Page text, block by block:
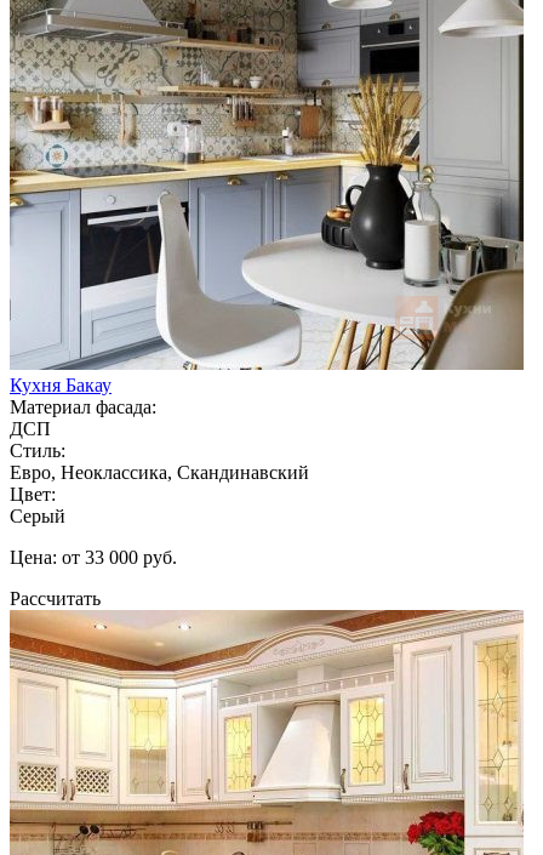
Кухня Бакау
Материал фасада:
ДСП
Стиль:
Евро, Неоклассика, Скандинавский
Цвет:
Серый
Цена: от 33 000 руб.
Рассчитать